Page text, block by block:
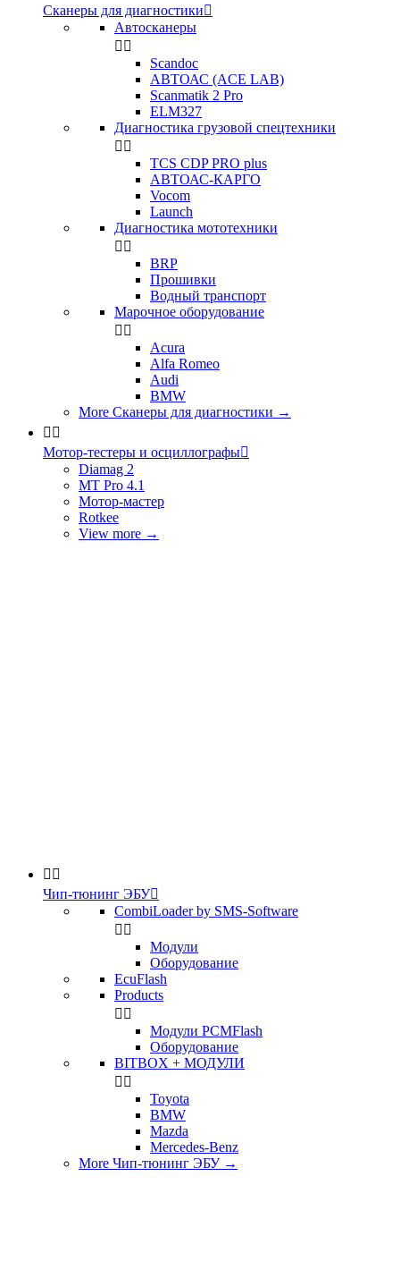
Сканеры для диагностики
Автосканеры
 
Scandoc
АВТОАС (ACE LAB)
Scanmatik 2 Pro
ELM327
Диагностика грузовой спецтехники
 
TCS CDP PRO plus
АВТОАС-КАРГО
Vocom
Launch
Диагностика мототехники
 
BRP
Прошивки
Водный транспорт
Марочное оборудование
 
Acura
Alfa Romeo
Audi
BMW
More Сканеры для диагностики →
 
Мотор-тестеры и осциллографы
Diamag 2
MT Pro 4.1
Мотор-мастер
Rotkee
View more →
 
Чип-тюнинг ЭБУ
CombiLoader by SMS-Software
 
Модули
Оборудование
EcuFlash
Products
 
Модули PCMFlash
Оборудование
BITBOX + МОДУЛИ
 
Toyota
BMW
Mazda
Mercedes-Benz
More Чип-тюнинг ЭБУ →